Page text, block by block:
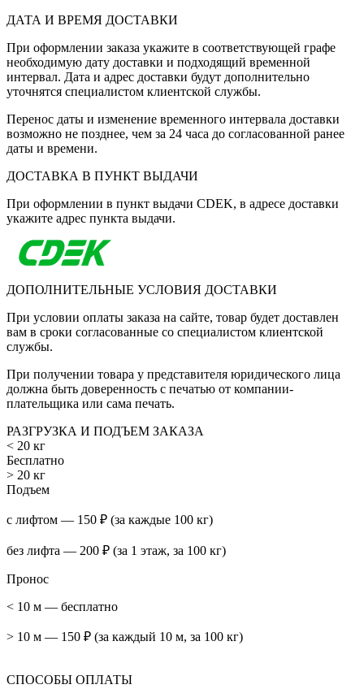
ДАТА И ВРЕМЯ ДОСТАВКИ
При оформлении заказа укажите в соответствующей графе
необходимую дату доставки и подходящий временной
интервал. Дата и адрес доставки будут дополнительно
уточнятся специалистом клиентской службы.
Перенос даты и изменение временного интервала доставки
возможно не позднее, чем за 24 часа до согласованной ранее
даты и времени.
ДОСТАВКА В ПУНКТ ВЫДАЧИ
При оформлении в пункт выдачи CDEK, в адресе доставки
укажите адрес пункта выдачи.
ДОПОЛНИТЕЛЬНЫЕ УСЛОВИЯ ДОСТАВКИ
При условии оплаты заказа на сайте, товар будет доставлен
вам в сроки согласованные со специалистом клиентской
службы.
При получении товара у представителя юридического лица
должна быть доверенность с печатью от компании-
плательщика или сама печать.
РАЗГРУЗКА И ПОДЪЕМ ЗАКАЗА
< 20 кг
Бесплатно
> 20 кг
Подъем
с лифтом — 150 ₽ (за каждые 100 кг)
без лифта — 200 ₽ (за 1 этаж, за 100 кг)
Пронос
< 10 м — бесплатно
> 10 м — 150 ₽ (за каждый 10 м, за 100 кг)
СПОСОБЫ ОПЛАТЫ